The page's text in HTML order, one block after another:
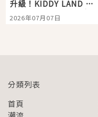
升級！KIDDY LAND 原
宿店吉伊卡哇迎客，新
開幕 OMOKADO 店3分
2026年07月07日
分類列表
首頁